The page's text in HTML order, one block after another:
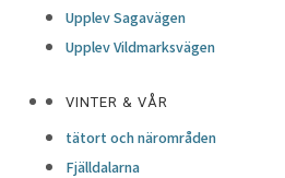
Upplev Sagavägen
Upplev Vildmarksvägen
VINTER & VÅR
tätort och närområden
Fjälldalarna